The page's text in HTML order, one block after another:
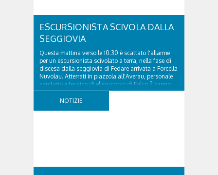
ESCURSIONISTA SCIVOLA DALLA
SEGGIOVIA
Questa mattina verso le 10.30 è scattato l'allarme
per un escursionista scivolato a terra, nella fase di
discesa dalla seggiovia di Fedare arrivata a Forcella
Nuvolau. Atterrati in piazzola all'Averau, personale
sanitario e tecnico di elisoccorso di Falco 2 hanno
raggiunto il 74enne di Teolo...
NOTIZIE